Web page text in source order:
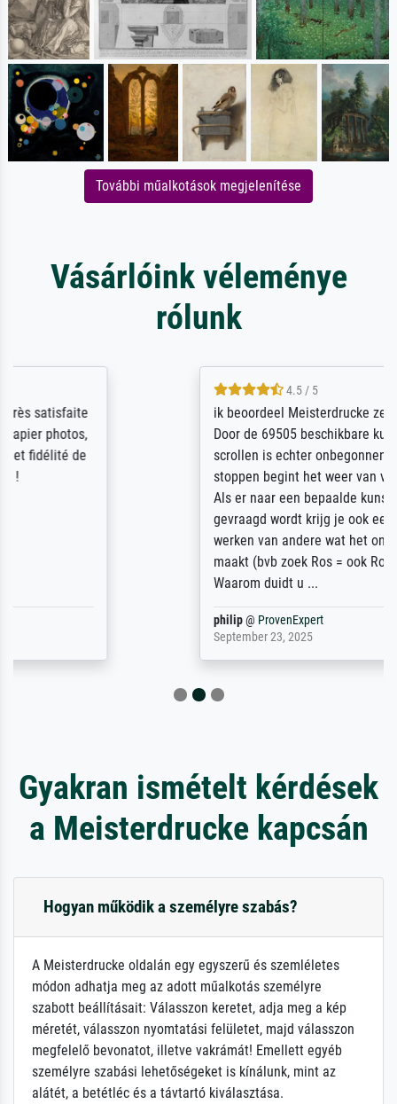
További műalkotások megjelenítése
Vásárlóink véleménye
rólunk
ik beoordeel Meisterdrucke zeer positief.
Door de 69505 beschikbare kunstenaars
scrollen is echter onbegonnen werk (na
stoppen begint het weer van voor af aan).
Als er naar een bepaalde kunstenaar
gevraagd wordt krijg je ook een aantal
werken van andere wat het onoverzichtelijk
maakt (bvb zoek Ros = ook Rops, Rose etc).
Gyakran ismételt kérdések
a Meisterdrucke kapcsán
Hogyan működik a személyre szabás?
A Meisterdrucke oldalán egy egyszerű és szemléletes
módon adhatja meg az adott műalkotás személyre
szabott beállításait: Válasszon keretet, adja meg a kép
méretét, válasszon nyomtatási felületet, majd válasszon
megfelelő bevonatot, illetve vakrámát! Emellett egyéb
személyre szabási lehetőségeket is kínálunk, mint az
alátét, a betétléc és a távtartó kiválasztása.